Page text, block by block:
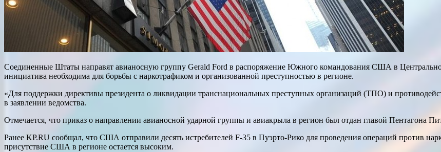
Соединенные Штаты направят авианосную группу Gerald Ford в распоряжение Южного командования США в
инициатива необходима для борьбы с наркотрафиком и организованной преступностью в регионе.
«Для поддержки директивы президента о ликвидации транснациональных преступных организаций (ТПО) и
в заявлении ведомства.
Отмечается, что приказ о направлении авианосной ударной группы и авиакрыла в регион был отдан главой Пентагона
Ранее KP.RU сообщал, что США отправили десять истребителей F-35 в Пуэрто-Рико для проведения операций против
присутствие США в регионе остается высоким.